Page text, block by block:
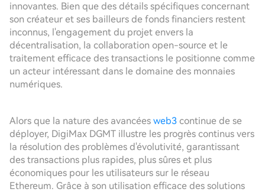
innovantes. Bien que des détails spécifiques concernant
son créateur et ses bailleurs de fonds financiers restent
inconnus, l'engagement du projet envers la
décentralisation, la collaboration open-source et le
traitement efficace des transactions le positionne comme
un acteur intéressant dans le domaine des monnaies
numériques.
Alors que la nature des avancées web3 continue de se
déployer, DigiMax DGMT illustre les progrès continus vers
la résolution des problèmes d'évolutivité, garantissant
des transactions plus rapides, plus sûres et plus
économiques pour les utilisateurs sur le réseau
Ethereum. Grâce à son utilisation efficace des solutions